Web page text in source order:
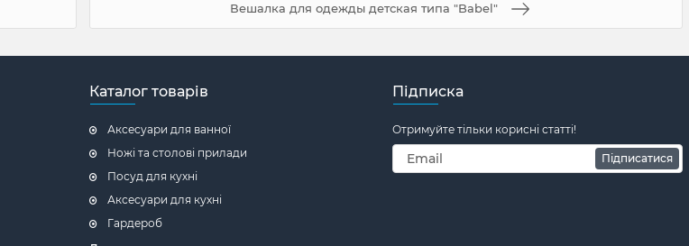
Вешалка для одежды детская типа "Babel"
Каталог товарів
Аксесуари для ванної
Ножі та столові прилади
Посуд для кухні
Аксесуари для кухні
Гардероб
Підписка
Отримуйте тільки корисні статті!
Підписатися